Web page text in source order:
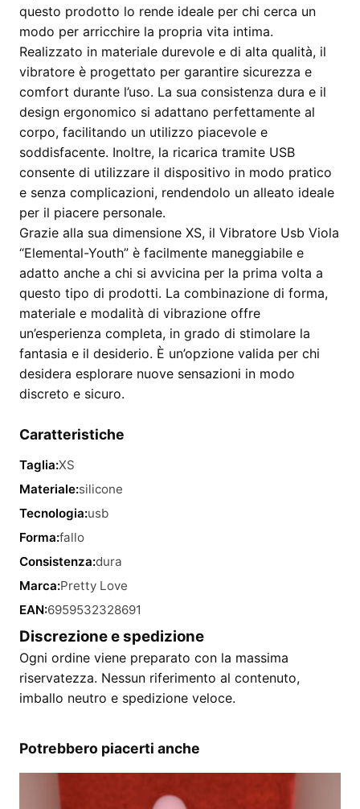
questo prodotto lo rende ideale per chi cerca un
modo per arricchire la propria vita intima.
Realizzato in materiale durevole e di alta qualità, il
vibratore è progettato per garantire sicurezza e
comfort durante l’uso. La sua consistenza dura e il
design ergonomico si adattano perfettamente al
corpo, facilitando un utilizzo piacevole e
soddisfacente. Inoltre, la ricarica tramite USB
consente di utilizzare il dispositivo in modo pratico
e senza complicazioni, rendendolo un alleato ideale
per il piacere personale.
Grazie alla sua dimensione XS, il Vibratore Usb Viola
“Elemental-Youth” è facilmente maneggiabile e
adatto anche a chi si avvicina per la prima volta a
questo tipo di prodotti. La combinazione di forma,
materiale e modalità di vibrazione offre
un’esperienza completa, in grado di stimolare la
fantasia e il desiderio. È un’opzione valida per chi
desidera esplorare nuove sensazioni in modo
discreto e sicuro.
Caratteristiche
Taglia:XS
Materiale:silicone
Tecnologia:usb
Forma:fallo
Consistenza:dura
Marca:Pretty Love
EAN:6959532328691
Discrezione e spedizione
Ogni ordine viene preparato con la massima
riservatezza. Nessun riferimento al contenuto,
imballo neutro e spedizione veloce.
Potrebbero piacerti anche